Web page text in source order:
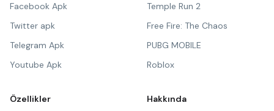
Facebook Apk
Twitter apk
Telegram Apk
Youtube Apk
Temple Run 2
Free Fire: The Chaos
PUBG MOBILE
Roblox
Özellikler Hakkında